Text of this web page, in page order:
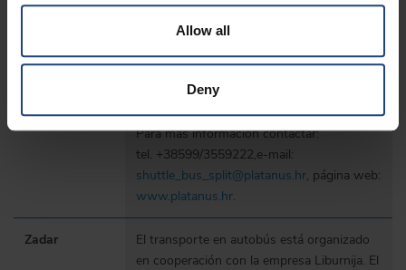
Allow all
Deny
Split
Zadar
Salidas de Opatija (Slatina) - consultar los
horarios aquí.
El transporte en autobús está organizado
en cooperación con la empresa Platanus
d.o.o.. Consultar los horariosaquí.
Para más información contactar:
tel. +38599/3559222,e-mail:
shuttle_bus_split@platanus.hr, página web:
www.platanus.hr.
El transporte en autobús está organizado
en cooperación con la empresa Liburnija. El